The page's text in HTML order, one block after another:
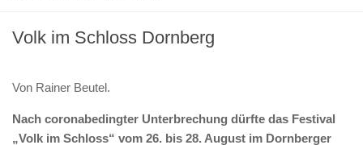
Volk im Schloss Dornberg
Von Rainer Beutel.
Nach coronabedingter Unterbrechung dürfte das Festival
„Volk im Schloss“ vom 26. bis 28. August im Dornberger